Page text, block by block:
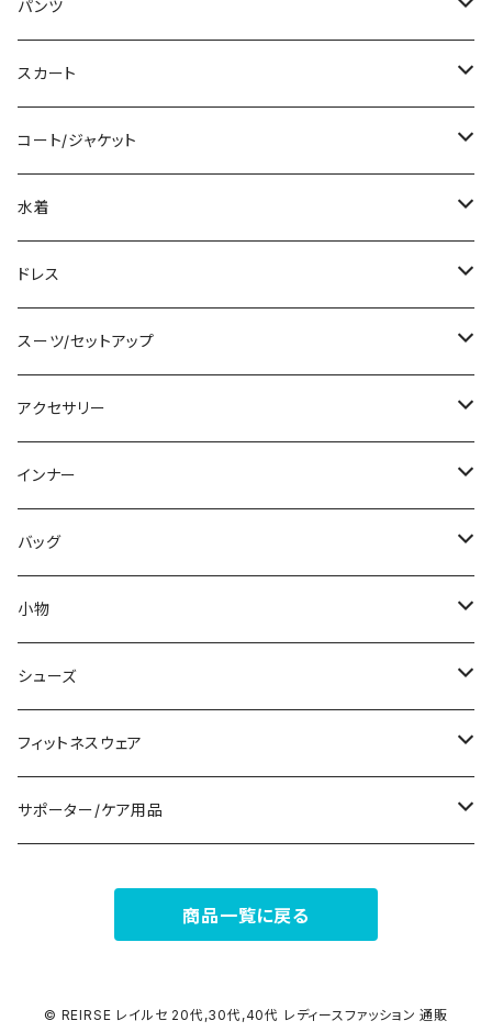
ミディアム/ミモレ
ロング/マキシ
袖付き
ノースリーブ
その他
チュニック
Tシャツ/カットソー
タンクトップ/キャミソール
シャツ/ブラウス
ベアトップ/チューブトップ
カーディガン/ボレロ
ニット/セーター
パーカー
スウェット/トレーナー
その他
パンツ
ショート丈
クロップド丈
ロング丈
デニム
レギンス
その他
オールインワン
スカート
ミニ/ショート
ミディアム/ミモレ
ロング
その他
コート/ジャケット
コート
ジャケット
その他
水着
タンキニ
バンドゥビキニ
ワンピース
ラッシュガード
その他
ドレス
ミニ/ショート
ミディアム/ミモレ
ロング/マキシ
袖付き
ノースリーブ
パンツドレス
ナイトドレス
その他
スーツ/セットアップ
パンツスーツ
スカートスーツ
その他
アクセサリー
ネックレス
ブレスレット
ピアス
コサージュ
リング
その他
インナー
ブラ/ブラトップ/ベアトップ
ショーツ
タンクトップ/キャミソール
半袖/5分
7分/長袖
ペチコート/ペチパンツ
その他
バッグ
サブバッグ
クラッチバッグ
トートバッグ
ショルダーバッグ
カジュアルバッグ
バックパック
小物
マフラー/スカーフ/ストール
財布
アクセサリーケース
シューズ
スニーカー
ブーツ
その他
フィットネスウェア
セット販売
タイツ
サポーター/ケア用品
商品一覧に戻る
© REIRSE レイルセ 20代,30代,40代 レディースファッション 通販